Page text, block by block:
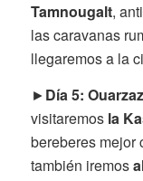
Tamnougalt,
las caravanas
llegaremos a la
►Día 5:
visitaremos la
bereberes mejor
también iremos